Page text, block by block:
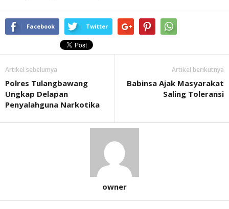
Facebook Twitter
Artikel sebelumya
Polres Tulangbawang
Ungkap Delapan
Penyalahguna Narkotika
Artikel berikutnya
Babinsa Ajak Masyarakat
Saling Toleransi
owner